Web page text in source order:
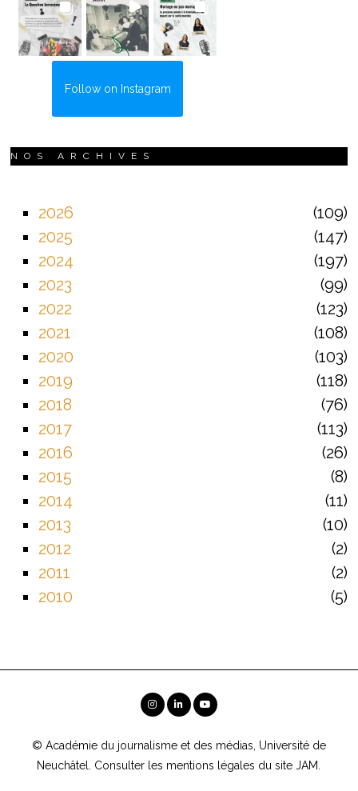
Follow on Instagram
NOS ARCHIVES
2026
109
2025
147
2024
197
2023
99
2022
123
2021
108
2020
103
2019
118
2018
76
2017
113
2016
26
2015
8
2014
11
2013
10
2012
2
2011
2
2010
5
© Académie du journalisme et des médias, Université de
Neuchâtel. Consulter les mentions légales du site JAM.